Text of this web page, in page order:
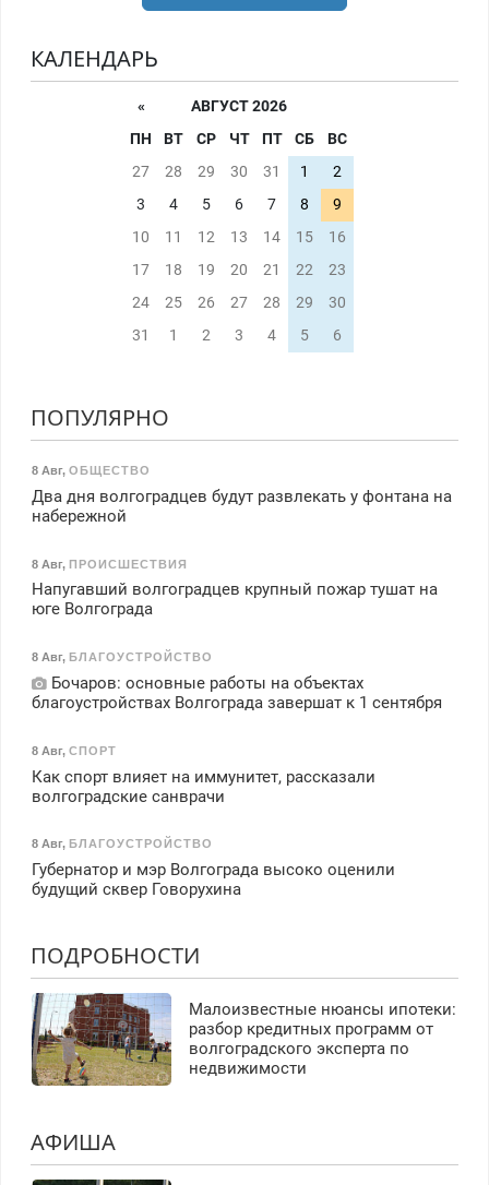
КАЛЕНДАРЬ
«
АВГУСТ 2026
ПН
ВТ СР ЧТ ПТ СБ
ВС
27
28 29 30 31 1
2
3
4 5 6 7 8
9
10
11 12 13 14 15
16
17
18 19 20 21 22
23
24
25 26 27 28 29
30
31
1 2 3 4 5 6
ПОПУЛЯРНО
8 Авг, ОБЩЕСТВО
Два дня волгоградцев будут развлекать у фонтана на
набережной
8 Авг, ПРОИСШЕСТВИЯ
Напугавший волгоградцев крупный пожар тушат на
юге Волгограда
8 Авг, БЛАГОУСТРОЙСТВО
Бочаров: основные работы на объектах
благоустройствах Волгограда завершат к 1 сентября
8 Авг, СПОРТ
Как спорт влияет на иммунитет, рассказали
волгоградские санврачи
8 Авг, БЛАГОУСТРОЙСТВО
Губернатор и мэр Волгограда высоко оценили
будущий сквер Говорухина
ПОДРОБНОСТИ
Малоизвестные нюансы ипотеки:
разбор кредитных программ от
волгоградского эксперта по
недвижимости
АФИША